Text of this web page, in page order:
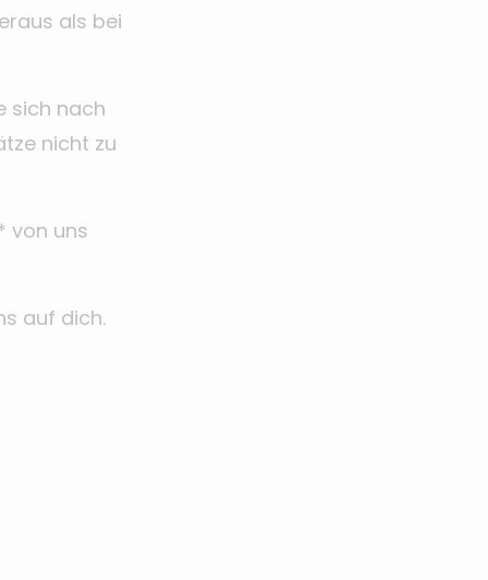
als bei
sich nach
nicht zu
von uns
auf dich.